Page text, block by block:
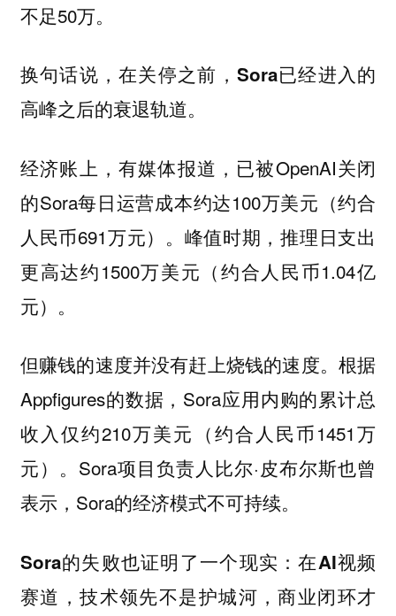
不足50万。
换句话说，在关停之前，Sora已经进入的
高峰之后的衰退轨道。
经济账上，有媒体报道，已被OpenAI关闭
的Sora每日运营成本约达100万美元（约合
人民币691万元）。峰值时期，推理日支出
更高达约1500万美元（约合人民币1.04亿
元）。
但赚钱的速度并没有赶上烧钱的速度。根据
Appfigures的数据，Sora应用内购的累计总
收入仅约210万美元（约合人民币1451万
元）。Sora项目负责人比尔·皮布尔斯也曾
表示，Sora的经济模式不可持续。
Sora的失败也证明了一个现实：在AI视频
赛道，技术领先不是护城河，商业闭环才